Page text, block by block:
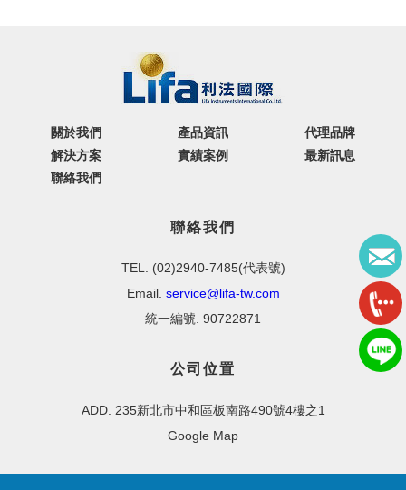
關於我們 產品資訊
代理品牌
解決方案
實績案例
最新訊息
聯絡我們
聯絡我們
TEL. (02)2940-7485(代表號)
Email. service@lifa-tw.com
統一編號. 90722871
公司位置
ADD. 235新北市中和區板南路490號4樓之1
Google Map